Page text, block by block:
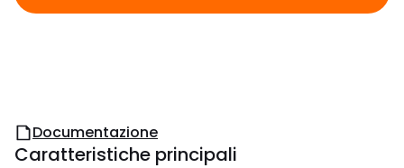
Documentazione
Caratteristiche principali